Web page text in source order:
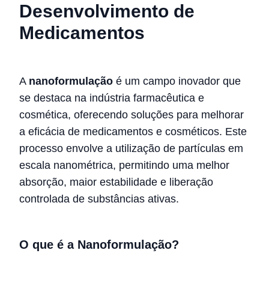
Desenvolvimento de
Medicamentos
A nanoformulação é um campo inovador que
se destaca na indústria farmacêutica e
cosmética, oferecendo soluções para melhorar
a eficácia de medicamentos e cosméticos. Este
processo envolve a utilização de partículas em
escala nanométrica, permitindo uma melhor
absorção, maior estabilidade e liberação
controlada de substâncias ativas.
O que é a Nanoformulação?